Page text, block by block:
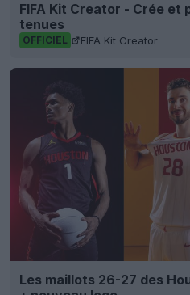
FIFA Kit Creator - Crée et
tenues
OFFICIEL FIFA Kit Creator
Les maillots 26-27 des